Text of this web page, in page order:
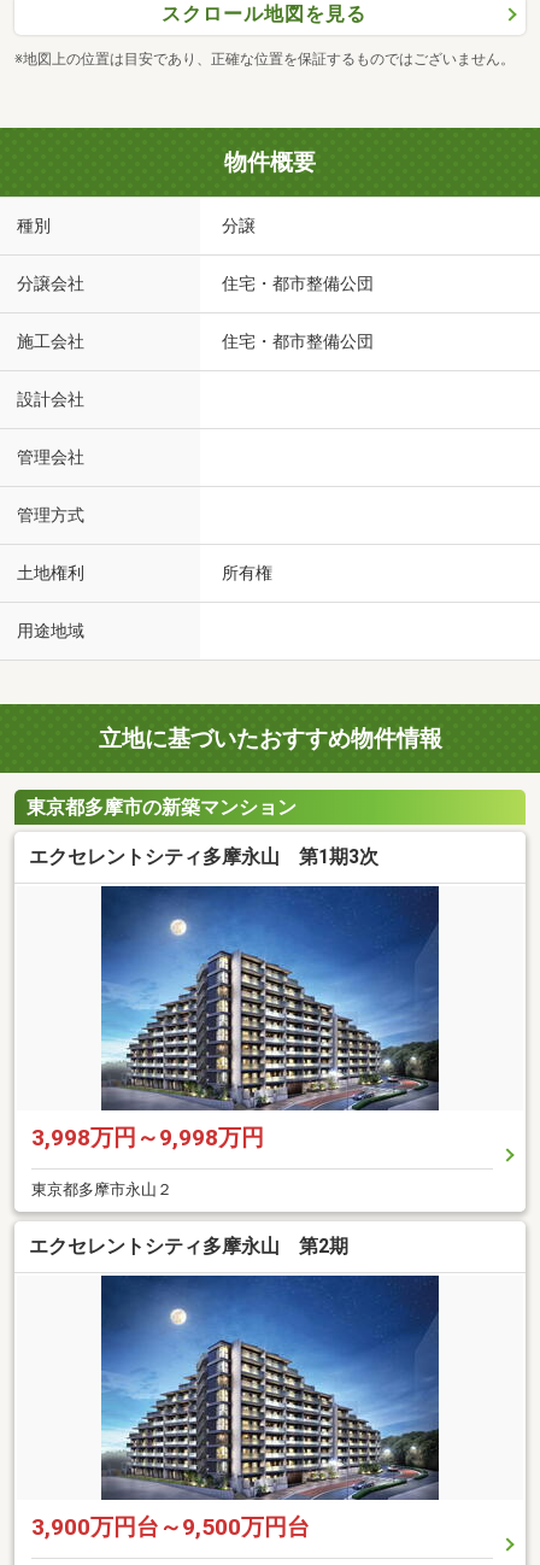
スクロール地図を見る
※地図上の位置は目安であり、正確な位置を保証するものではございません。
物件概要
種別 分譲
分譲会社 住宅・都市整備公団
施工会社 住宅・都市整備公団
設計会社
管理会社
管理方式
土地権利 所有権
用途地域
立地に基づいたおすすめ物件情報
東京都多摩市の新築マンション
エクセレントシティ多摩永山 第1期3次
3,998万円～9,998万円
東京都多摩市永山２
エクセレントシティ多摩永山 第2期
3,900万円台～9,500万円台